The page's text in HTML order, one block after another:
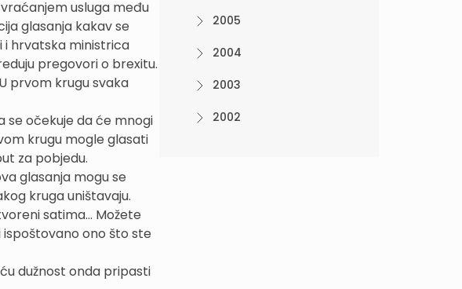
usluga među
glasanja kakav se
i hrvatska ministrica
pregovori o brexitu.
prvom krugu svaka
se očekuje da će mnogi
krugu mogle glasati
za pobjedu.
glasanja mogu se
kruga uništavaju.
satima... Možete
ono što ste
dužnost onda pripasti
2005
2004
2003
2002